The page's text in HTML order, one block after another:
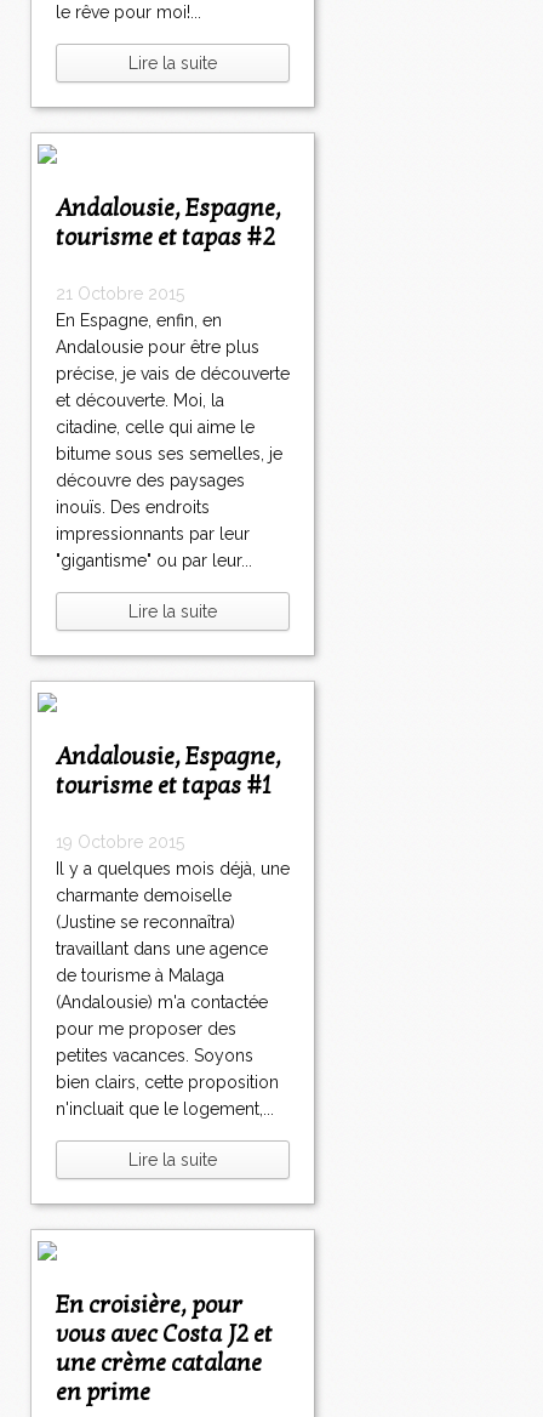
le rêve pour moi!...
Lire la suite
Andalousie, Espagne,
tourisme et tapas #2
21 Octobre 2015
En Espagne, enfin, en
Andalousie pour être plus
précise, je vais de découverte
et découverte. Moi, la
citadine, celle qui aime le
bitume sous ses semelles, je
découvre des paysages
inouïs. Des endroits
impressionnants par leur
"gigantisme" ou par leur...
Lire la suite
Andalousie, Espagne,
tourisme et tapas #1
19 Octobre 2015
Il y a quelques mois déjà, une
charmante demoiselle
(Justine se reconnaîtra)
travaillant dans une agence
de tourisme à Malaga
(Andalousie) m'a contactée
pour me proposer des
petites vacances. Soyons
bien clairs, cette proposition
n'incluait que le logement,...
Lire la suite
En croisière, pour
vous avec Costa J2 et
une crème catalane
en prime